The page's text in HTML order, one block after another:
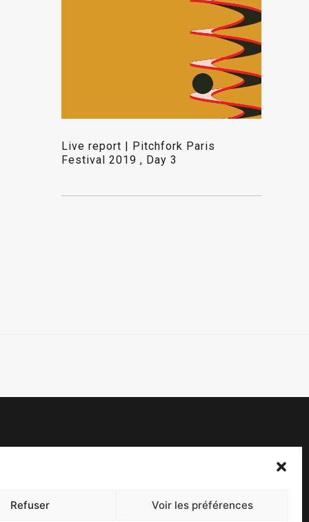
Refuser Voir les préférences
Live report | Pitchfork Paris
Festival 2019 , Day 3